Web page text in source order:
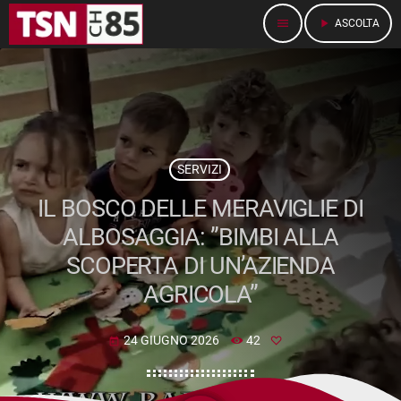
menu play_arrow ASCOLTA
SERVIZI
IL BOSCO DELLE MERAVIGLIE DI
ALBOSAGGIA: ”BIMBI ALLA
SCOPERTA DI UN’AZIENDA
AGRICOLA”
today 24 GIUGNO 2026 42